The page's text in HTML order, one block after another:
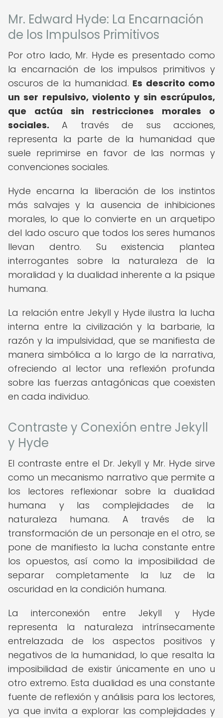
Mr. Edward Hyde: La Encarnación
de los Impulsos Primitivos
Por otro lado, Mr. Hyde es presentado como
la encarnación de los impulsos primitivos y
oscuros de la humanidad. Es descrito como
un ser repulsivo, violento y sin escrúpulos,
que actúa sin restricciones morales o
sociales. A través de sus acciones,
representa la parte de la humanidad que
suele reprimirse en favor de las normas y
convenciones sociales.
Hyde encarna la liberación de los instintos
más salvajes y la ausencia de inhibiciones
morales, lo que lo convierte en un arquetipo
del lado oscuro que todos los seres humanos
llevan dentro. Su existencia plantea
interrogantes sobre la naturaleza de la
moralidad y la dualidad inherente a la psique
humana.
La relación entre Jekyll y Hyde ilustra la lucha
interna entre la civilización y la barbarie, la
razón y la impulsividad, que se manifiesta de
manera simbólica a lo largo de la narrativa,
ofreciendo al lector una reflexión profunda
sobre las fuerzas antagónicas que coexisten
en cada individuo.
Contraste y Conexión entre Jekyll
y Hyde
El contraste entre el Dr. Jekyll y Mr. Hyde sirve
como un mecanismo narrativo que permite a
los lectores reflexionar sobre la dualidad
humana y las complejidades de la
naturaleza humana. A través de la
transformación de un personaje en el otro, se
pone de manifiesto la lucha constante entre
los opuestos, así como la imposibilidad de
separar completamente la luz de la
oscuridad en la condición humana.
La interconexión entre Jekyll y Hyde
representa la naturaleza intrínsecamente
entrelazada de los aspectos positivos y
negativos de la humanidad, lo que resalta la
imposibilidad de existir únicamente en uno u
otro extremo. Esta dualidad es una constante
fuente de reflexión y análisis para los lectores,
ya que invita a explorar las complejidades y